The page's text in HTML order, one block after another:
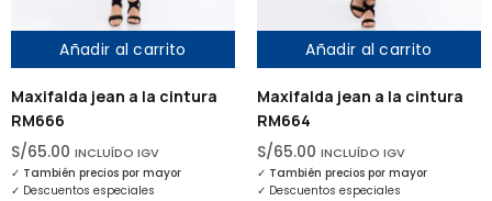
Añadir al carrito
jean a la cintura
INCLUÍDO IGV
precios por mayor
especiales
Añadir al carrito
Maxifalda jean a la cintura
RM664
65.00 INCLUÍDO IGV
También precios por mayor
Descuentos especiales